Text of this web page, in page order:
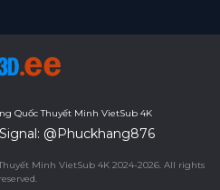
Quốc Thuyết Minh VietSub 4K
@Phuckhang876
Minh VietSub 4K 2024-2026. All rights
reserved.